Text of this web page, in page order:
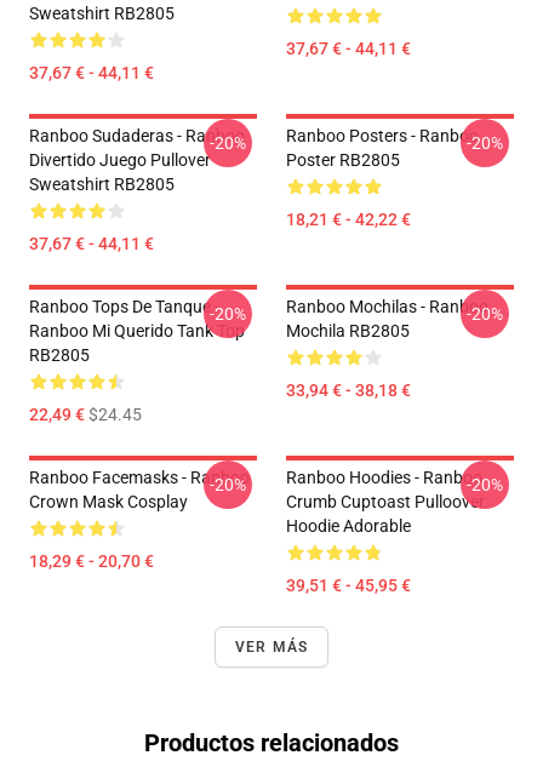
Sweatshirt RB2805
37,67 € - 44,11 €
37,67 € - 44,11 €
Ranboo Sudaderas - Ranboo
Divertido Juego Pullover
Sweatshirt RB2805
37,67 € - 44,11 €
-20%
Ranboo Posters - Ranboo
Poster RB2805
18,21 € - 42,22 €
-20%
Ranboo Tops De Tanque -
Ranboo Mi Querido Tank Top
RB2805
22,49 €$24.45
-20%
Ranboo Mochilas - Ranboo
Mochila RB2805
33,94 € - 38,18 €
-20%
Ranboo Facemasks - Ranboo
Crown Mask Cosplay
18,29 € - 20,70 €
-20%
Ranboo Hoodies - Ranboo
Crumb Cuptoast Pulloover
Hoodie Adorable
39,51 € - 45,95 €
-20%
VER MÁS
Productos relacionados